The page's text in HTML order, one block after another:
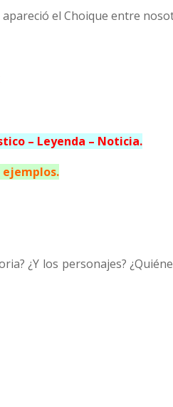
el Choique entre
– Leyenda – Noticia.
¿Y los personajes?